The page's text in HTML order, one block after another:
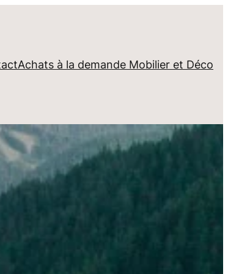
Achats à la demande Mobilier et Déco